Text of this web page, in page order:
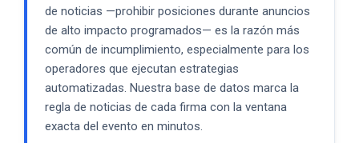
de noticias —prohibir posiciones durante anuncios
de alto impacto programados— es la razón más
común de incumplimiento, especialmente para los
operadores que ejecutan estrategias
automatizadas. Nuestra base de datos marca la
regla de noticias de cada firma con la ventana
exacta del evento en minutos.